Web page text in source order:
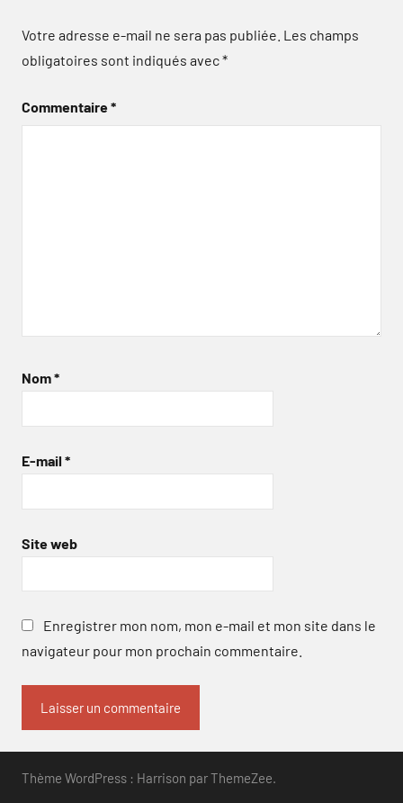
Votre adresse e-mail ne sera pas publiée. Les champs
obligatoires sont indiqués avec*
Commentaire*
Nom*
E-mail *
Site web
Enregistrer mon nom, mon e-mail et mon site dans le
navigateur pour mon prochain commentaire.
Thème WordPress : Harrison par ThemeZee.